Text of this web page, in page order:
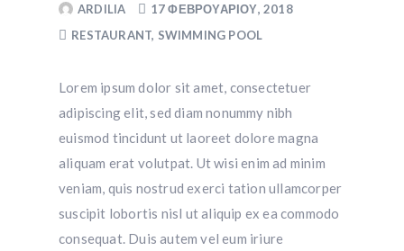
ARDILIA
17 ΦΕΒΡΟΥΑΡΊΟΥ, 2018
RESTAURANT, SWIMMING POOL
Lorem ipsum dolor sit amet, consectetuer
adipiscing elit, sed diam nonummy nibh
euismod tincidunt ut laoreet dolore magna
aliquam erat volutpat. Ut wisi enim ad minim
veniam, quis nostrud exerci tation ullamcorper
suscipit lobortis nisl ut aliquip ex ea commodo
consequat. Duis autem vel eum iriure